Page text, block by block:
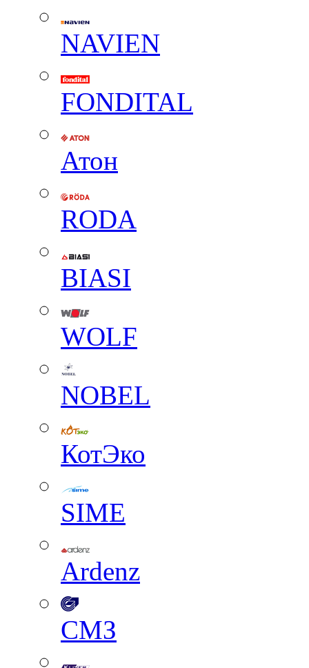
NAVIEN
FONDITAL
Атон
RODA
BIASI
WOLF
NOBEL
КотЭко
SIME
Ardenz
СМЗ